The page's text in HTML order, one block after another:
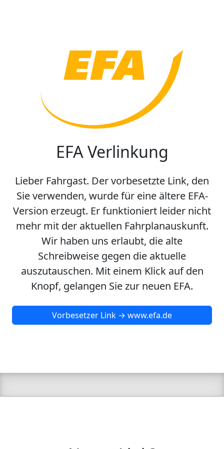
EFA Verlinkung
Lieber Fahrgast. Der vorbesetzte Link, den
Sie verwenden, wurde für eine ältere EFA-
Version erzeugt. Er funktioniert leider nicht
mehr mit der aktuellen Fahrplanauskunft.
Wir haben uns erlaubt, die alte
Schreibweise gegen die aktuelle
auszutauschen. Mit einem Klick auf den
Knopf, gelangen Sie zur neuen EFA.
Vorbesetzer Link → www.efa.de